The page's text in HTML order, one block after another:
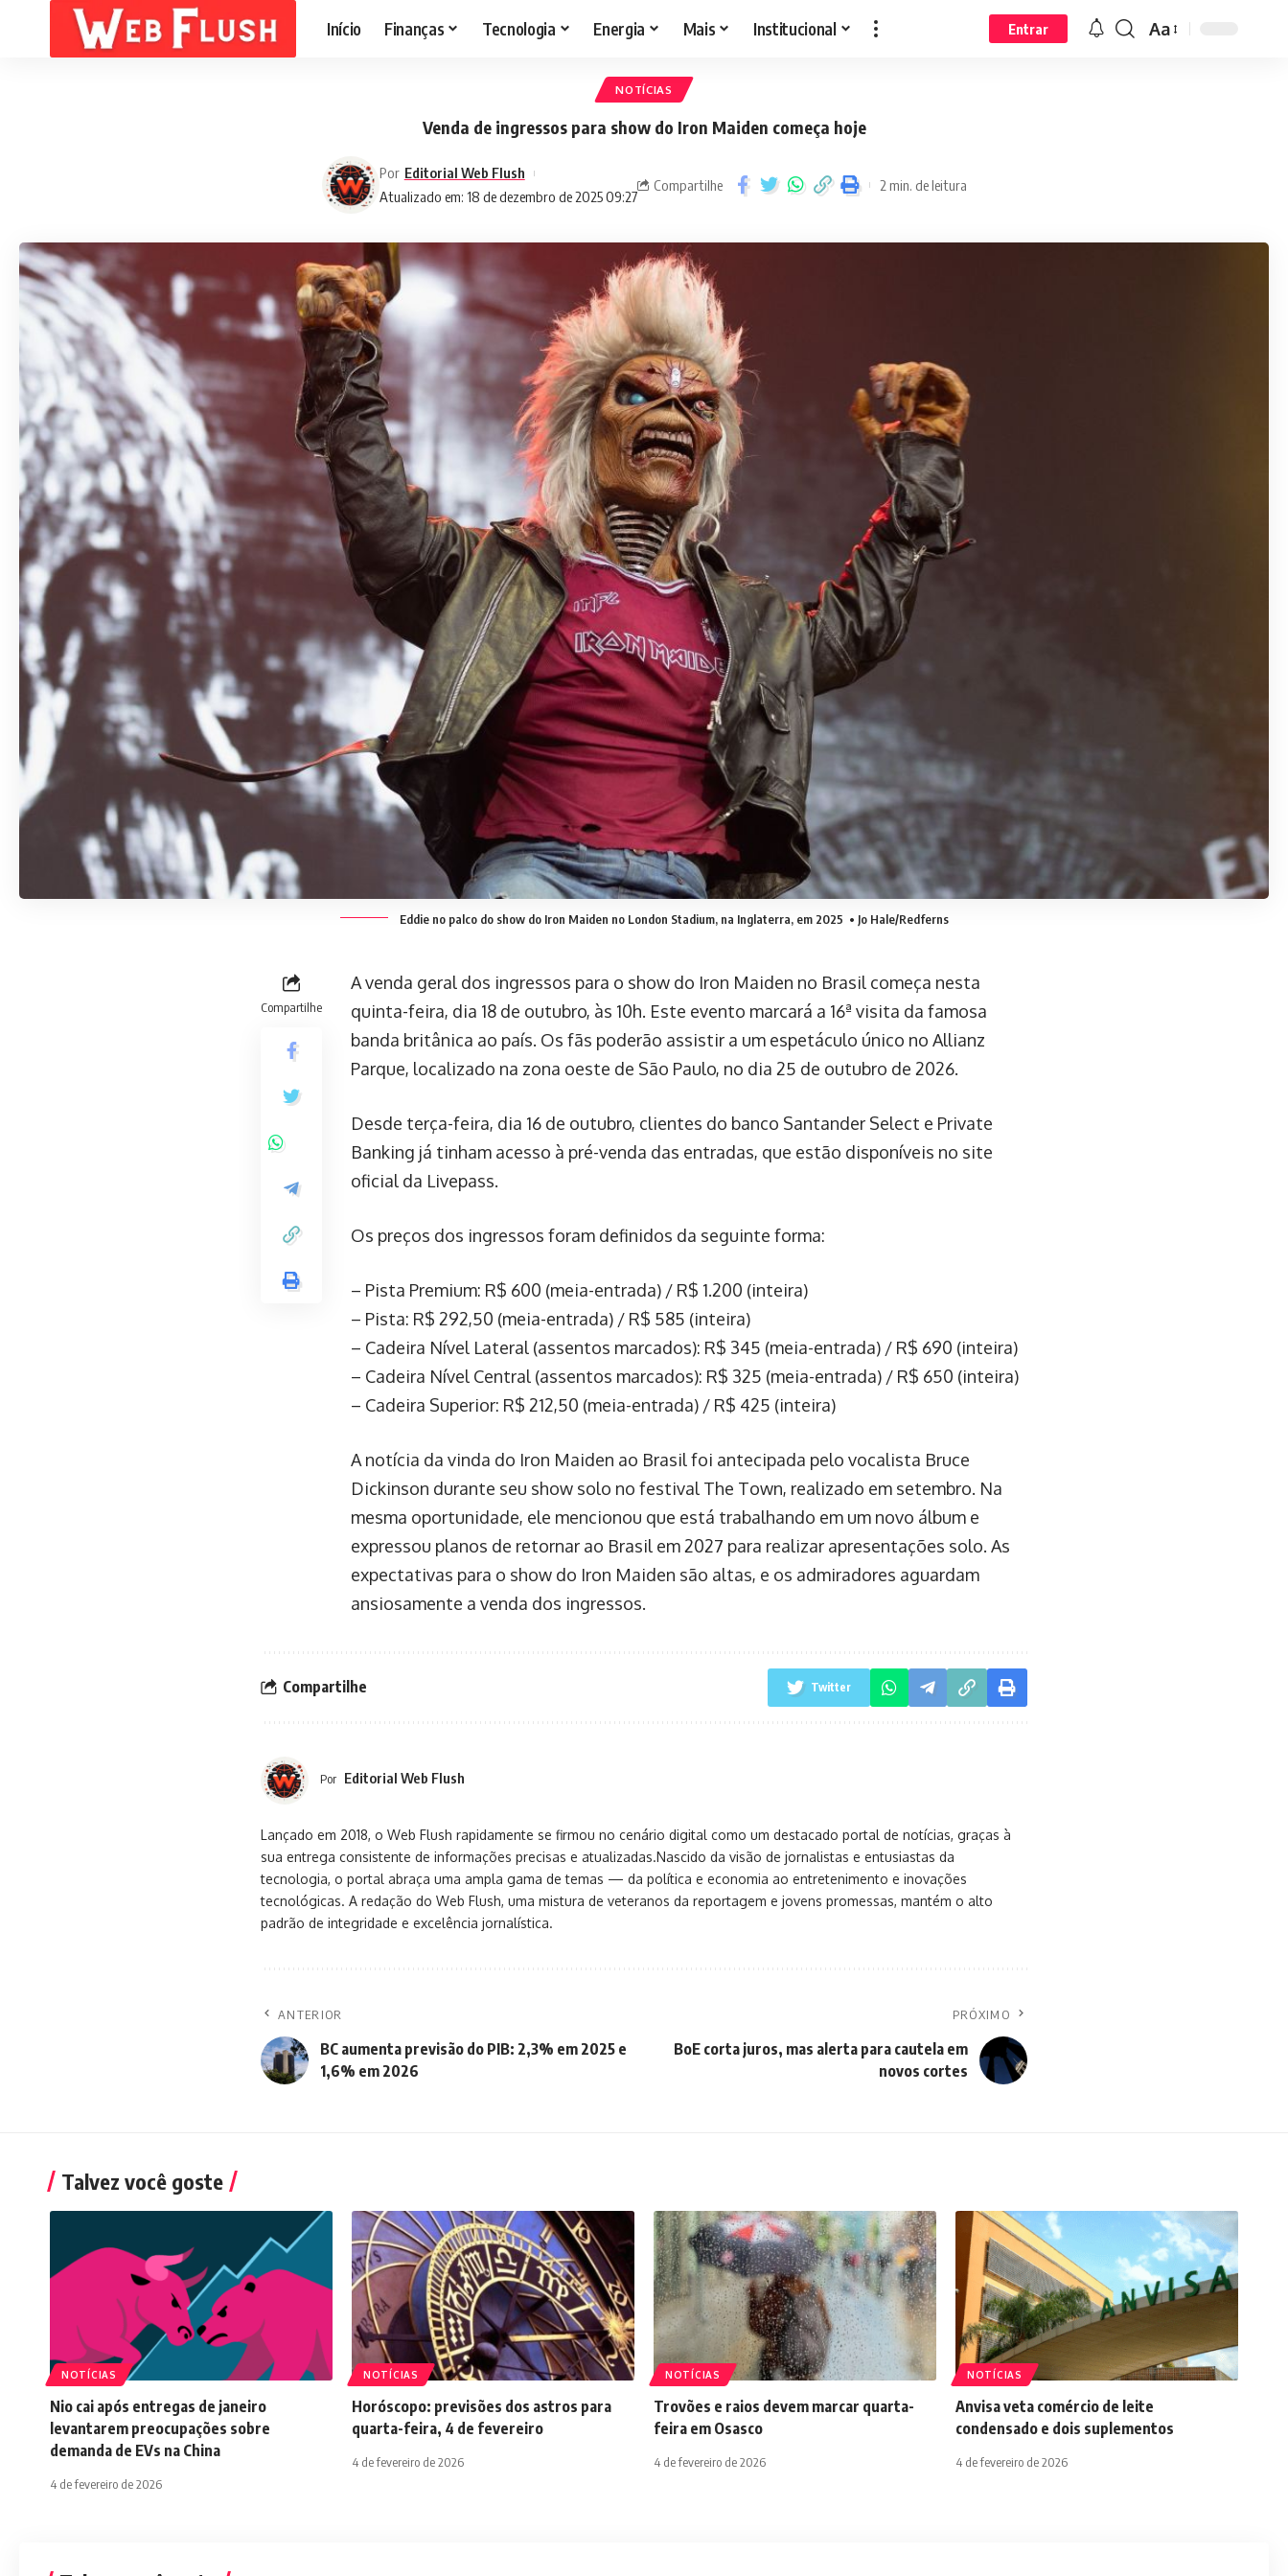
Início Finanças Tecnologia Energia Mais Institucional Entrar Aa
NOTÍCIAS
Venda de ingressos para show do Iron Maiden começa hoje
Atualizado em: 18 de dezembro de 2025 09:27
Por Editorial Web Flush
Compartilhe 2 min. de leitura
Eddie no palco do show do Iron Maiden no London Stadium, na Inglaterra, em 2025 • Jo Hale/Redferns
Compartilhe
A venda geral dos ingressos para o show do Iron Maiden no Brasil começa nesta
quinta-feira, dia 18 de outubro, às 10h. Este evento marcará a 16ª visita da famosa
banda britânica ao país. Os fãs poderão assistir a um espetáculo único no Allianz
Parque, localizado na zona oeste de São Paulo, no dia 25 de outubro de 2026.
Desde terça-feira, dia 16 de outubro, clientes do banco Santander Select e Private
Banking já tinham acesso à pré-venda das entradas, que estão disponíveis no site
oficial da Livepass.
Os preços dos ingressos foram definidos da seguinte forma:
– Pista Premium: R$ 600 (meia-entrada) / R$ 1.200 (inteira)
– Pista: R$ 292,50 (meia-entrada) / R$ 585 (inteira)
– Cadeira Nível Lateral (assentos marcados): R$ 345 (meia-entrada) / R$ 690 (inteira)
– Cadeira Nível Central (assentos marcados): R$ 325 (meia-entrada) / R$ 650 (inteira)
– Cadeira Superior: R$ 212,50 (meia-entrada) / R$ 425 (inteira)
A notícia da vinda do Iron Maiden ao Brasil foi antecipada pelo vocalista Bruce
Dickinson durante seu show solo no festival The Town, realizado em setembro. Na
mesma oportunidade, ele mencionou que está trabalhando em um novo álbum e
expressou planos de retornar ao Brasil em 2027 para realizar apresentações solo. As
expectativas para o show do Iron Maiden são altas, e os admiradores aguardam
ansiosamente a venda dos ingressos.
Compartilhe Twitter
Por Editorial Web Flush
Lançado em 2018, o Web Flush rapidamente se firmou no cenário digital como um destacado portal de notícias, graças à
sua entrega consistente de informações precisas e atualizadas.Nascido da visão de jornalistas e entusiastas da
tecnologia, o portal abraça uma ampla gama de temas — da política e economia ao entretenimento e inovações
tecnológicas. A redação do Web Flush, uma mistura de veteranos da reportagem e jovens promessas, mantém o alto
padrão de integridade e excelência jornalística.
ANTERIOR
BC aumenta previsão do PIB: 2,3% em 2025 e
1,6% em 2026
PRÓXIMO
BoE corta juros, mas alerta para cautela em
novos cortes
Talvez você goste
NOTÍCIAS
Nio cai após entregas de janeiro
levantarem preocupações sobre
demanda de EVs na China
4 de fevereiro de 2026
NOTÍCIAS
Horóscopo: previsões dos astros para
quarta-feira, 4 de fevereiro
4 de fevereiro de 2026
NOTÍCIAS
Trovões e raios devem marcar quarta-
feira em Osasco
4 de fevereiro de 2026
NOTÍCIAS
Anvisa veta comércio de leite
condensado e dois suplementos
4 de fevereiro de 2026